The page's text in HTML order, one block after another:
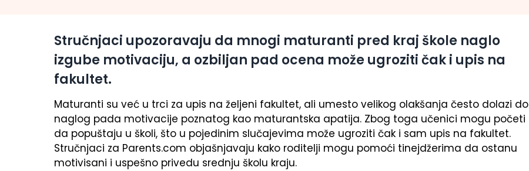
Stručnjaci upozoravaju da mnogi maturanti pred kraj škole naglo
izgube motivaciju, a ozbiljan pad ocena može ugroziti čak i upis na
fakultet.
Maturanti su već u trci za upis na željeni fakultet, ali umesto velikog olakšanja često dolazi do
naglog pada motivacije poznatog kao maturantska apatija. Zbog toga učenici mogu početi
da popuštaju u školi, što u pojedinim slučajevima može ugroziti čak i sam upis na fakultet.
Stručnjaci za Parents.com objašnjavaju kako roditelji mogu pomoći tinejdžerima da ostanu
motivisani i uspešno privedu srednju školu kraju.